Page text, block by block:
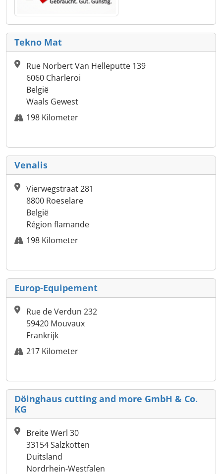
Tekno Mat
Rue Norbert Van Helleputte 139
6060 Charleroi
België
Waals Gewest
198 Kilometer
Venalis
Vierwegstraat 281
8800 Roeselare
België
Région flamande
198 Kilometer
Europ-Equipement
Rue de Verdun 232
59420 Mouvaux
Frankrijk
217 Kilometer
Döinghaus cutting and more GmbH & Co.
KG
Breite Werl 30
33154 Salzkotten
Duitsland
Nordrhein-Westfalen